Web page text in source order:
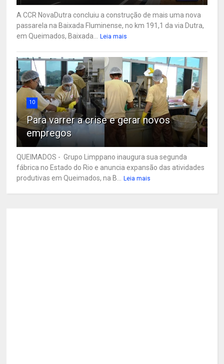
A CCR NovaDutra concluiu a construção de mais uma nova
passarela na Baixada Fluminense, no km 191,1 da via Dutra,
em Queimados, Baixada...
Leia mais
10
Para varrer a crise e gerar novos
empregos
QUEIMADOS - Grupo Limppano inaugura sua segunda
fábrica no Estado do Rio e anuncia expansão das atividades
produtivas em Queimados, na B...
Leia mais